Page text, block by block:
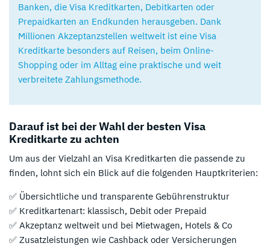
Banken, die Visa Kreditkarten, Debitkarten oder
Prepaidkarten an Endkunden herausgeben. Dank
Millionen Akzeptanzstellen weltweit ist eine Visa
Kreditkarte besonders auf Reisen, beim Online-
Shopping oder im Alltag eine praktische und weit
verbreitete Zahlungsmethode.
Darauf ist bei der Wahl der besten Visa
Kreditkarte zu achten
Um aus der Vielzahl an Visa Kreditkarten die passende zu
finden, lohnt sich ein Blick auf die folgenden Hauptkriterien:
✅ Übersichtliche und transparente Gebührenstruktur
✅ Kreditkartenart: klassisch, Debit oder Prepaid
✅ Akzeptanz weltweit und bei Mietwagen, Hotels & Co
✅ Zusatzleistungen wie Cashback oder Versicherungen